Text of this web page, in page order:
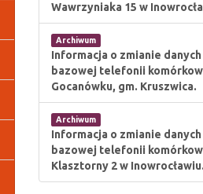
Wawrzyniaka 15 w
Archiwum
Informacja o zmianie
bazowej telefonii
Gocanówku, gm. Kruszwica.
Archiwum
Informacja o zmianie
bazowej telefonii
Klasztorny 2 w Inowrocławiu.